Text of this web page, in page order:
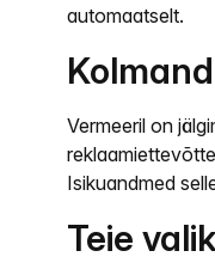
automaatselt.
Vermeeril on
Isikuandmed
Teie